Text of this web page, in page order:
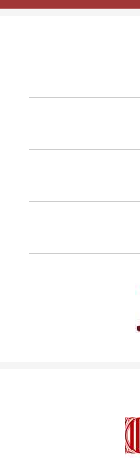
principal